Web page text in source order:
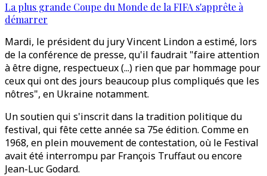
La plus grande Coupe du Monde de la FIFA s'apprête à
démarrer
Mardi, le président du jury Vincent Lindon a estimé, lors
de la conférence de presse, qu'il faudrait "faire attention
à être digne, respectueux (...) rien que par hommage pour
ceux qui ont des jours beaucoup plus compliqués que les
nôtres", en Ukraine notamment.
Un soutien qui s'inscrit dans la tradition politique du
festival, qui fête cette année sa 75e édition. Comme en
1968, en plein mouvement de contestation, où le Festival
avait été interrompu par François Truffaut ou encore
Jean-Luc Godard.